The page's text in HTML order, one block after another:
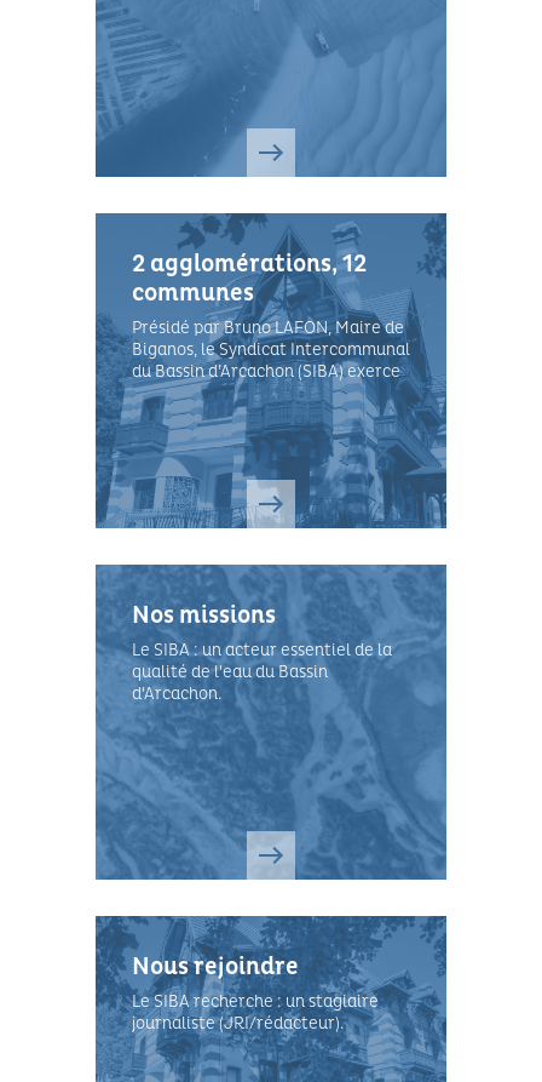
2 agglomérations, 12
communes
Présidé par Bruno LAFON, Maire de
Biganos, le Syndicat Intercommunal
du Bassin d’Arcachon (SIBA) exerce
ses compétences statutaires sur le
territoire de ses 2 communautés
d'Agglomé
Nos missions
Le SIBA : un acteur essentiel de la
qualité de l'eau du Bassin
d'Arcachon.
Nous rejoindre
Le SIBA recherche : un stagiaire
journaliste (JRI/rédacteur).